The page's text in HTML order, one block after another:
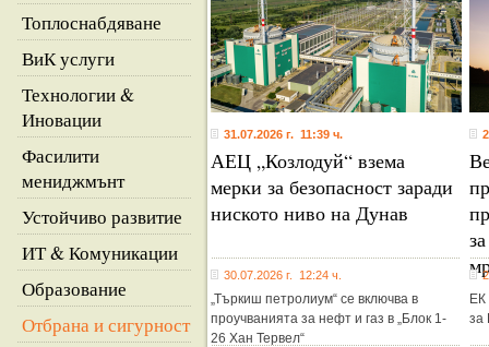
Топлоснабдяване
ВиК услуги
Технологии &
Иновации
Фасилити
мениджмънт
Устойчиво развитие
ИТ & Комуникации
Образование
Отбрана и сигурност
31.07.2026 г. 11:39 ч.
АЕЦ „Козлодуй“ взема
мерки за безопасност заради
ниското ниво на Дунав
30.07.2026 г. 12:24 ч.
„Търкиш петролиум“ се включва в
проучванията за нефт и газ в „Блок 1-
26 Хан Тервел“
ЕК
за